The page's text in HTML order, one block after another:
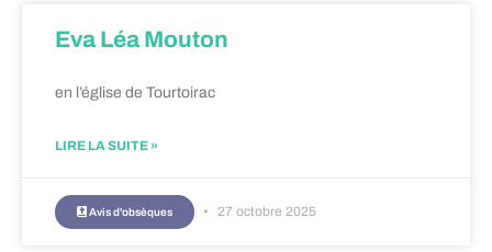
Eva Léa Mouton
en l’église de Tourtoirac
LIRE LA SUITE »
Avis d'obsèques 27 octobre 2025